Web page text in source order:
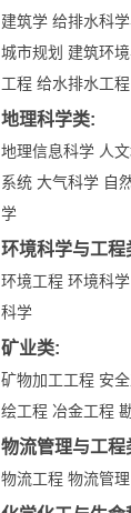
建筑学 给排水科
城市规划 建筑环
工程 给水排水工程
地理科学类:
地理信息科学 人
系统 大气科学 自
学
环境科学与工程
环境工程 环境科学
科学
矿业类:
矿物加工工程 安
绘工程 冶金工程
物流管理与工程
物流工程 物流管理